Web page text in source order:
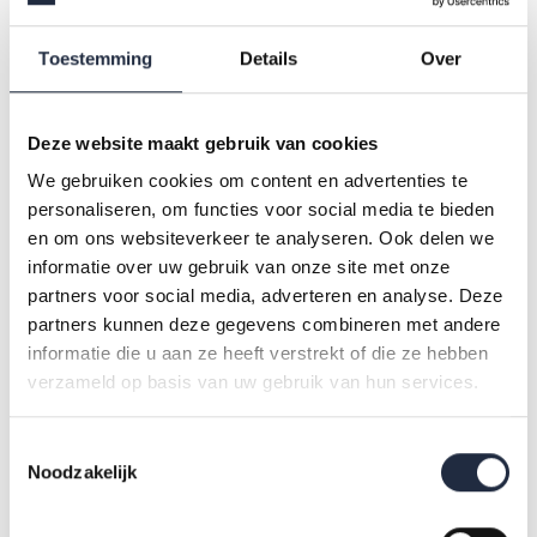
Toestemming Details Over
Deze website maakt gebruik van cookies
We gebruiken cookies om content en advertenties te
personaliseren, om functies voor social media te bieden
en om ons websiteverkeer te analyseren. Ook delen we
informatie over uw gebruik van onze site met onze
partners voor social media, adverteren en analyse. Deze
partners kunnen deze gegevens combineren met andere
informatie die u aan ze heeft verstrekt of die ze hebben
verzameld op basis van uw gebruik van hun services.
Noodzakelijk
Prognoses
die inzicht geven in de verwachte tekorten
De AZW Dashboards van AZW StatLine
arbeidsmarkt in cijfers en figuren.
AZW Datawarehouse
HetAZW Datawarehouseis de bron van alle data over de
arbeidsmarkt. Alle data worden door het CBS ontsloten via
AZW StatLine. Deze speciale website geeft toegang tot alle
actuele cijfers over de arbeidsmarkt. Alle gegevens van
PFZW over functies in zorg en welzijn zijn per branche te